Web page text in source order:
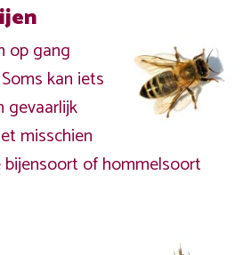
op gang
kan iets
gevaarlijk
misschien
of hommelsoort